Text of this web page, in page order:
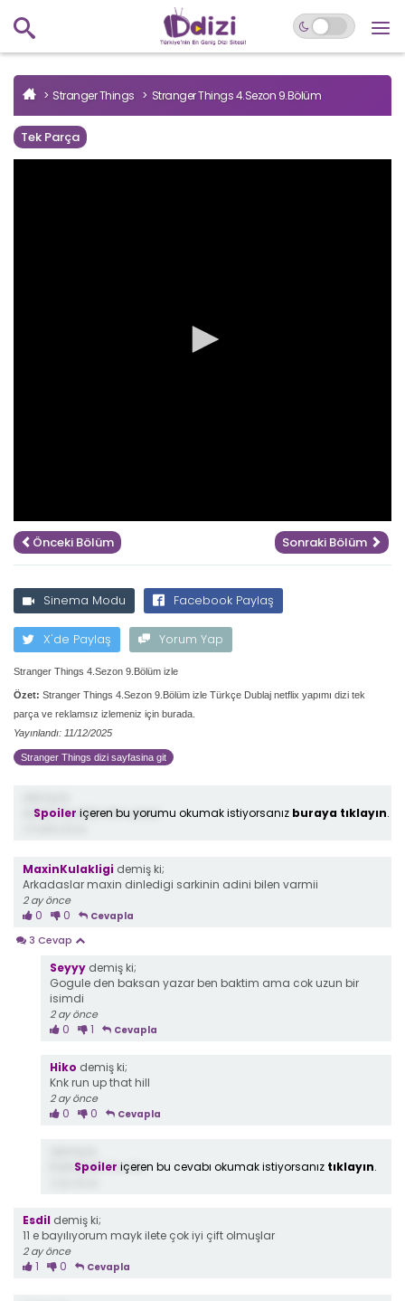
Stranger Things Stranger Things 4.Sezon 9.Bölüm
Tek Parça
Önceki Bölüm Sonraki Bölüm
Sinema Modu Facebook Paylaş
X'de Paylaş Yorum Yap
Stranger Things 4.Sezon 9.Bölüm izle
Özet: Stranger Things 4.Sezon 9.Bölüm izle Türkçe Dublaj netflix yapımı dizi tek
parça ve reklamsız izlemeniz için burada.
Yayınlandı: 11/12/2025
Stranger Things dizi sayfasina git
eddie nie öldü olm yaaa....
Spoiler içeren bu yorumu okumak istiyorsanız buraya tıklayın.
MaxinKulakligi demiş ki;
Arkadaslar maxin dinledigi sarkinin adini bilen varmii
2 ay önce
0 0 Cevapla
3 Cevap
Seyyy demiş ki;
Gogule den baksan yazar ben baktim ama cok uzun bir
isimdi
2 ay önce
0 1 Cevapla
Hiko demiş ki;
Knk run up that hill
2 ay önce
0 0 Cevapla
Kate bush mu ne
Spoiler içeren bu cevabı okumak istiyorsanız tıklayın.
Esdil demiş ki;
11 e bayılıyorum mayk ilete çok iyi çift olmuşlar
2 ay önce
1 0 Cevapla